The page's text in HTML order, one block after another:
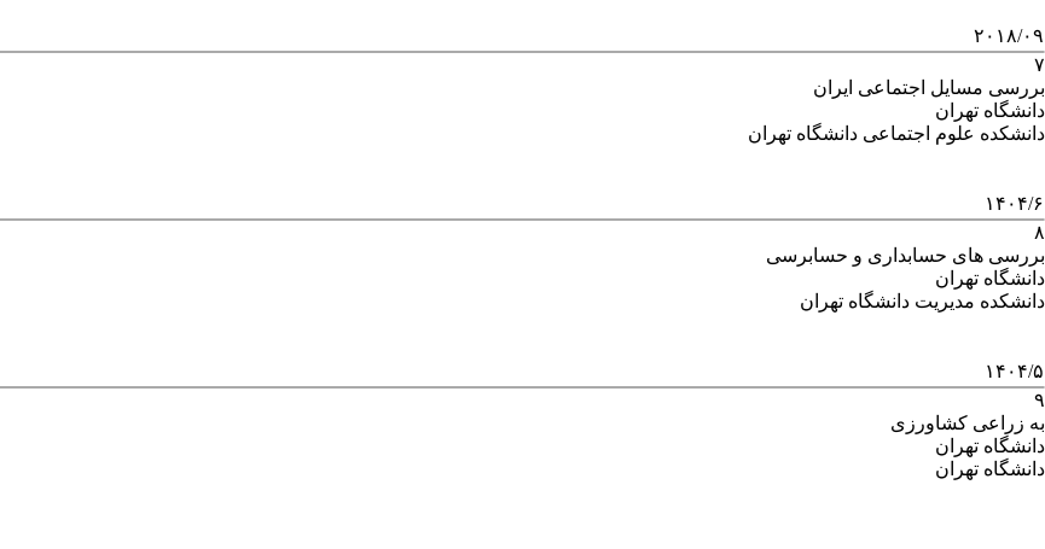
۲۰۱۸/۰۹
۷
بررسی مسایل اجتماعی ایران
دانشگاه تهران
دانشکده علوم اجتماعی دانشگاه تهران
۱۴۰۴/۶
۸
بررسی های حسابداری و حسابرسی
دانشگاه تهران
دانشکده مدیریت دانشگاه تهران
۱۴۰۴/۵
۹
به زراعی کشاورزی
دانشگاه تهران
دانشگاه تهران